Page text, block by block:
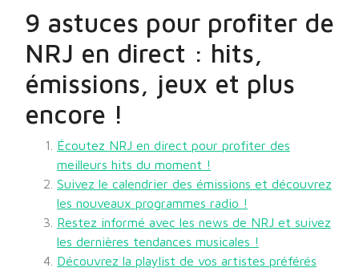
9 astuces pour profiter de
NRJ en direct : hits,
émissions, jeux et plus
encore !
Écoutez NRJ en direct pour profiter des
meilleurs hits du moment !
Suivez le calendrier des émissions et découvrez
les nouveaux programmes radio !
Restez informé avec les news de NRJ et suivez
les dernières tendances musicales !
Découvrez la playlist de vos artistes préférés